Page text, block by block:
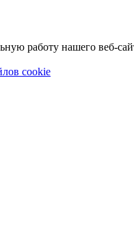
работу нашего веб-
cookie